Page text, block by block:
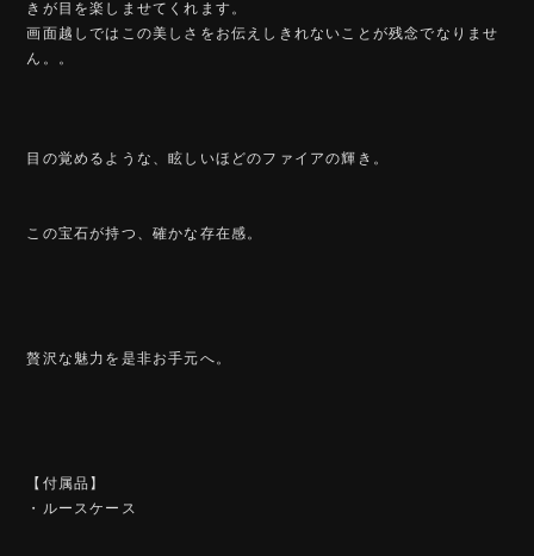
きが目を楽しませてくれます。
画面越しではこの美しさをお伝えしきれないことが残念でなりませ
ん。。
目の覚めるような、眩しいほどのファイアの輝き。
この宝石が持つ、確かな存在感。
贅沢な魅力を是非お手元へ。
【付属品】
・ルースケース